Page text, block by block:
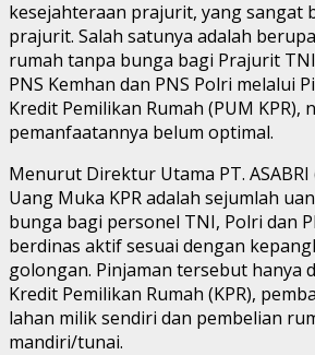
kesejahteraan prajurit, yang sangat
prajurit. Salah satunya adalah
rumah tanpa bunga bagi Prajurit
PNS Kemhan dan PNS Polri melalui
Kredit Pemilikan Rumah (PUM KPR),
pemanfaatannya belum optimal.
Menurut Direktur Utama PT.
Uang Muka KPR adalah sejumlah
bunga bagi personel TNI, Polri dan
berdinas aktif sesuai dengan
golongan. Pinjaman tersebut hanya
Kredit Pemilikan Rumah (KPR),
lahan milik sendiri dan pembelian
mandiri/tunai.